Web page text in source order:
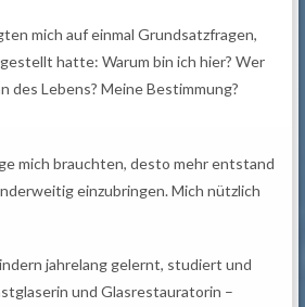
mich auf einmal Grundsatzfragen,
hatte: Warum bin ich hier? Wer
des Lebens? Meine Bestimmung?
mich brauchten, desto mehr entstand
einzubringen. Mich nützlich
jahrelang gelernt, studiert und
und Glasrestauratorin –